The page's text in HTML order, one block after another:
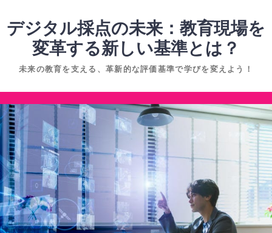
ン
へ
ス
キ
ッ
プ
デジタル採点の未来：教育現場を
変革する新しい基準とは？
未来の教育を支える、革新的な評価基準で学びを変えよう！
コ
ン
テ
ン
ツ
へ
ス
キ